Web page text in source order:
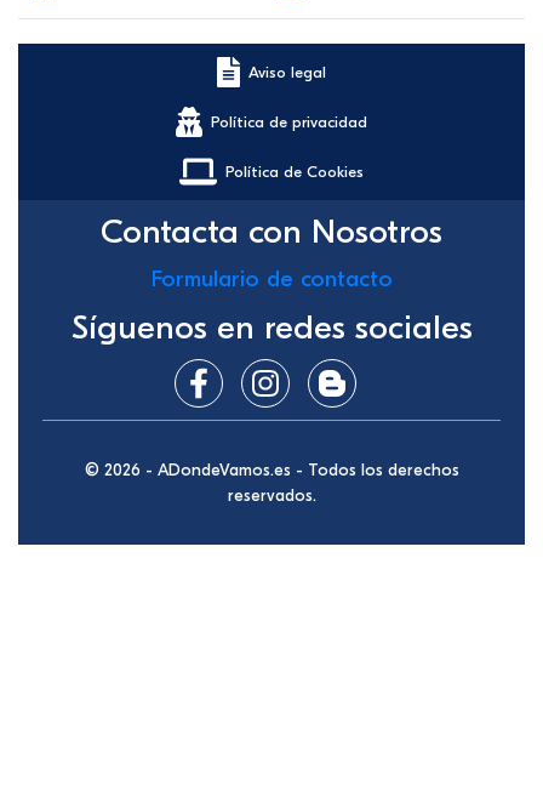
Aviso legal
Política de privacidad
Política de Cookies
Contacta con Nosotros
Formulario de contacto
Síguenos en redes sociales
© 2026 - ADondeVamos.es - Todos los derechos
reservados.